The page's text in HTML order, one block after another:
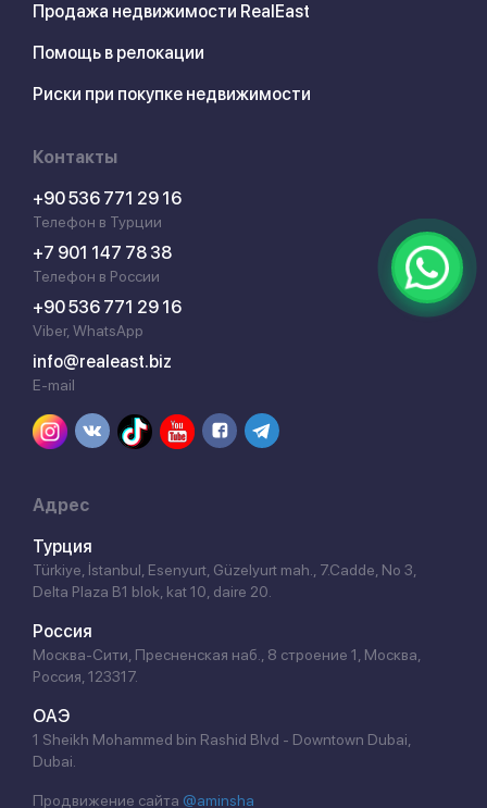
Продажа недвижимости RealEast
Помощь в релокации
Риски при покупке недвижимости
Контакты
+90 536 771 29 16
Телефон в Турции
+7 901 147 78 38
Телефон в России
+90 536 771 29 16
Viber, WhatsApp
info@realeast.biz
E-mail
Адрес
Турция
Türkiye, İstanbul, Esenyurt, Güzelyurt mah., 7.Cadde, No 3,
Delta Plaza B1 blok, kat 10, daire 20.
Россия
Москва-Сити, Пресненская наб., 8 строение 1, Москва,
Россия, 123317.
ОАЭ
1 Sheikh Mohammed bin Rashid Blvd - Downtown Dubai,
Dubai.
Продвижение сайта @aminsha